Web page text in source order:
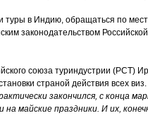
туры в Индию, обращаться по
законодательством
союза туриндустрии (РСТ)
страной действия всех виз.
закончился, с конца
майские праздники. И их,